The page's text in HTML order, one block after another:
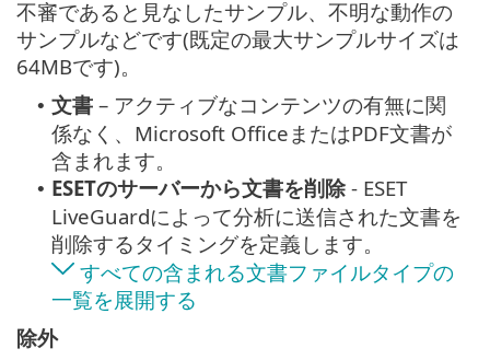
不審であると見なしたサンプル、不明な動作の
サンプルなどです(既定の最大サンプルサイズは
64MBです)。
• 文書 – アクティブなコンテンツの有無に関
係なく、Microsoft OfficeまたはPDF文書が
含まれます。
• ESETのサーバーから文書を削除 - ESET
LiveGuardによって分析に送信された文書を
削除するタイミングを定義します。
すべての含まれる文書ファイルタイプの
一覧を展開する
除外